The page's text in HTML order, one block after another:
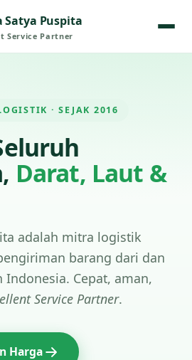
Satya Puspita
Service Partner
· SEJAK 2016
Darat, Laut &
adalah mitra logistik
barang dari dan
Cepat, aman,
Service Partner.
Harga